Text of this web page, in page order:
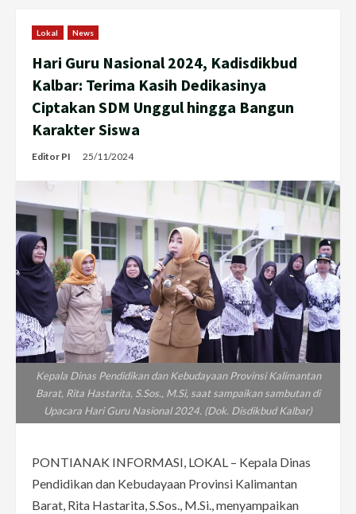
Lokal News
Hari Guru Nasional 2024, Kadisdikbud
Kalbar: Terima Kasih Dedikasinya
Ciptakan SDM Unggul hingga Bangun
Karakter Siswa
Editor PI 25/11/2024
Kepala Dinas Pendidikan dan Kebudayaan Provinsi Kalimantan
Barat, Rita Hastarita, S.Sos., M.Si, saat sampaikan sambutan di
Upacara Hari Guru Nasional 2024. (Dok. Disdikbud Kalbar)
PONTIANAK INFORMASI, LOKAL – Kepala Dinas
Pendidikan dan Kebudayaan Provinsi Kalimantan
Barat, Rita Hastarita, S.Sos., M.Si., menyampaikan